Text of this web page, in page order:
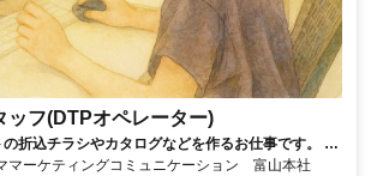
ッフ(DTPオペレーター)
折込チラシやカタログなどを作るお仕事です。 未
しっかりお教えします／年間休日125日
マーケティングコミュニケーション 富山本社